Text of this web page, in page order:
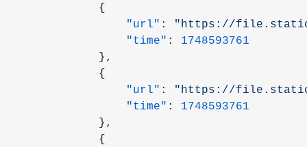
            {
                "url"
:
"https://
                "time"
: 1748593761
            },
            {
                "url"
:
"https://
                "time"
: 1748593761
            },
            {